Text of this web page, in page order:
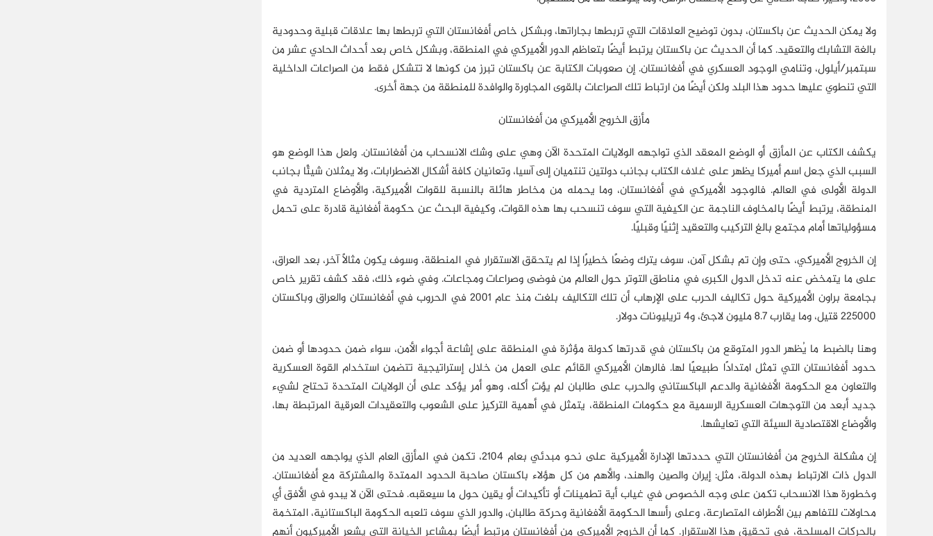
ولا يمكن الحديث عن باكستان، بدون توضيح العلاقات التي تربطها بجاراتها، وبشكل خاص أفغانستان التي تربطها بها علاقات قبلية وحدودية
بالغة التشابك والتعقيد. كما أن الحديث عن باكستان يرتبط أيضًا بتعاظم الدور الأميركي في المنطقة، وبشكل خاص بعد أحداث الحادي عشر من
سبتمبر/أيلول، وتنامي الوجود العسكري في أفغانستان. إن صعوبات الكتابة عن باكستان تبرز من كونها لا تتشكل فقط من الصراعات الداخلية
التي تنطوي عليها حدود هذا البلد ولكن أيضًا من ارتباط تلك الصراعات بالقوى المجاورة والوافدة للمنطقة من جهة أخرى.
مأزق الخروج الأميركي من أفغانستان
يكشف الكتاب عن المأزق أو الوضع المعقد الذي تواجهه الولايات المتحدة الآن وهي على وشك الانسحاب من أفغانستان. ولعل هذا الوضع هو
السبب الذي جعل اسم أميركا يظهر على غلاف الكتاب بجانب دولتين تنتميان إلى آسيا، وتعانيان كافة أشكال الاضطرابات، ولا يمثلان شيئًا بجانب
الدولة الأولى في العالم. فالوجود الأميركي في أفغانستان، وما يحمله من مخاطر هائلة بالنسبة للقوات الأميركية، والأوضاع المتردية في
المنطقة، يرتبط أيضًا بالمخاوف الناجمة عن الكيفية التي سوف تنسحب بها هذه القوات، وكيفية البحث عن حكومة أفغانية قادرة على تحمل
مسؤولياتها أمام مجتمع بالغ التركيب والتعقيد إثنيًا وقبليًا.
إن الخروج الأميركي، حتى وإن تم بشكل آمن، سوف يترك وضعًا خطيرًا إذا لم يتحقق الاستقرار في المنطقة، وسوف يكون مثالاً آخر، بعد العراق،
على ما يتمخض عنه تدخل الدول الكبرى في مناطق التوتر حول العالم من فوضى وصراعات ومجاعات. وفي ضوء ذلك، فقد كشف تقرير خاص
بجامعة براون الأميركية حول تكاليف الحرب على الإرهاب أن تلك التكاليف بلغت منذ عام 2001 في الحروب في أفغانستان والعراق وباكستان
225000 قتيل، وما يقارب 8.7 مليون لاجئ، و4 تريليونات دولار.
وهنا بالضبط ما يُظهر الدور المتوقع من باكستان في قدرتها كدولة مؤثرة في المنطقة على إشاعة أجواء الأمن، سواء ضمن حدودها أو ضمن
حدود أفغانستان التي تمثل امتدادًا طبيعيًا لها. فالرهان الأميركي القائم على العمل من خلال إستراتيجية تتضمن استخدام القوة العسكرية
والتعاون مع الحكومة الأفغانية والدعم الباكستاني والحرب على طالبان لم يؤتِ أكله، وهو أمر يؤكد على أن الولايات المتحدة تحتاج لشيء
جديد أبعد من التوجهات العسكرية الرسمية مع حكومات المنطقة، يتمثل في أهمية التركيز على الشعوب والتعقيدات العرقية المرتبطة بها،
والأوضاع الاقتصادية السيئة التي تعايشها.
إن مشكلة الخروج من أفغانستان التي حددتها الإدارة الأميركية على نحو مبدئي بعام 2104، تكمن في المأزق العام الذي يواجهه العديد من
الدول ذات الارتباط بهذه الدولة، مثل: إيران والصين والهند، والأهم من كل هؤلاء باكستان صاحبة الحدود الممتدة والمشتركة مع أفغانستان.
وخطورة هذا الانسحاب تكمن على وجه الخصوص في غياب أية تطمينات أو تأكيدات أو يقين حول ما سيعقبه. فحتى الآن لا يبدو في الأفق أي
محاولات للتفاهم بين الأطراف المتصارعة، وعلى رأسها الحكومة الأفغانية وحركة طالبان، والدور الذي سوف تلعبه الحكومة الباكستانية، المتخمة
بالحركات المسلحة، في تحقيق هذا الاستقرار. كما أن الخروج الأميركي من أفغانستان مرتبط أيضًا بمشاعر الخيانة التي يشعر الأميركيون أنهم